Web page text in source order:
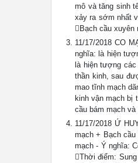
mô và tăng sinh
xảy ra sớm nhất
Bạch cầu
11/17/2018 CO
nghĩa: là hiện
là hiện tượng
thần kinh, sau
mao tĩnh mạch
kinh vận mạch bị
cầu bám mạch
11/17/2018 Ứ
mạch + Bạch
mạch - Ý nghĩa:
Thời điểm: